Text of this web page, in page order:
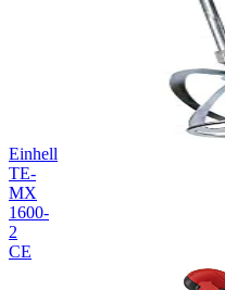
Einhell
TE-
MX
1600-
2
CE